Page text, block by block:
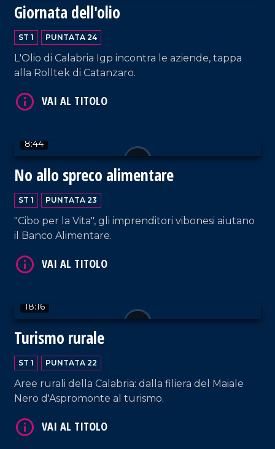
Giornata dell'olio
ST 1 PUNTATA 24
L'Olio di Calabria Igp incontra le aziende, tappa
alla Rolltek di Catanzaro.
8:44
No allo spreco alimentare
ST 1 PUNTATA 23
"Cibo per la Vita", gli imprenditori vibonesi aiutano
il Banco Alimentare.
18:16
Turismo rurale
ST 1 PUNTATA 22
Aree rurali della Calabria: dalla filiera del Maiale
Nero d'Aspromonte al turismo.
VAI AL TITOLO
VAI AL TITOLO